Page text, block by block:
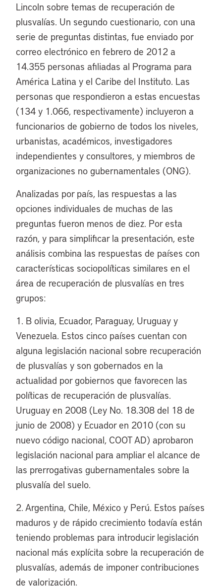
Lincoln sobre temas de recuperación de
plusvalías. Un segundo cuestionario, con una
serie de preguntas distintas, fue enviado por
correo electrónico en febrero de 2012 a
14.355 personas afiliadas al Programa para
América Latina y el Caribe del Instituto. Las
personas que respondieron a estas encuestas
(134 y 1.066, respectivamente) incluyeron a
funcionarios de gobierno de todos los niveles,
urbanistas, académicos, investigadores
independientes y consultores, y miembros de
organizaciones no gubernamentales (ONG).
Analizadas por país, las respuestas a las
opciones individuales de muchas de las
preguntas fueron menos de diez. Por esta
razón, y para simplificar la presentación, este
análisis combina las respuestas de países con
características sociopolíticas similares en el
área de recuperación de plusvalías en tres
grupos:
1. B olivia, Ecuador, Paraguay, Uruguay y
Venezuela. Estos cinco países cuentan con
alguna legislación nacional sobre recuperación
de plusvalías y son gobernados en la
actualidad por gobiernos que favorecen las
políticas de recuperación de plusvalías.
Uruguay en 2008 (Ley No. 18.308 del 18 de
junio de 2008) y Ecuador en 2010 (con su
nuevo código nacional, COOT AD) aprobaron
legislación nacional para ampliar el alcance de
las prerrogativas gubernamentales sobre la
plusvalía del suelo.
2. Argentina, Chile, México y Perú. Estos países
maduros y de rápido crecimiento todavía están
teniendo problemas para introducir legislación
nacional más explícita sobre la recuperación de
plusvalías, además de imponer contribuciones
de valorización.